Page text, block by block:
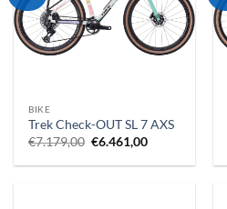
BIKE
Trek Check-OUT SL 7 AXS
€7.179,00 Il
originale
€6.461,00Il
attuale